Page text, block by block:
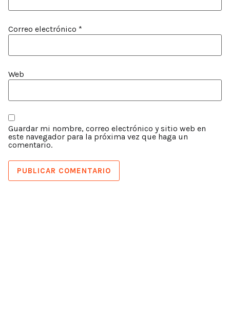
Correo electrónico *
Web
Guardar mi nombre, correo electrónico y sitio web en
este navegador para la próxima vez que haga un
comentario.